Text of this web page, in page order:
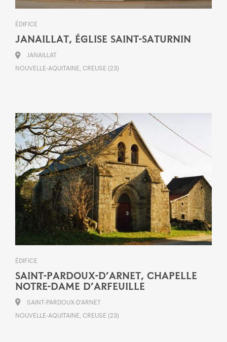
ÉDIFICE
JANAILLAT, ÉGLISE SAINT-SATURNIN
JANAILLAT
NOUVELLE-AQUITAINE, CREUSE (23)
ÉDIFICE
SAINT-PARDOUX-D’ARNET, CHAPELLE
NOTRE-DAME D’ARFEUILLE
SAINT-PARDOUX-D’ARNET
NOUVELLE-AQUITAINE, CREUSE (23)